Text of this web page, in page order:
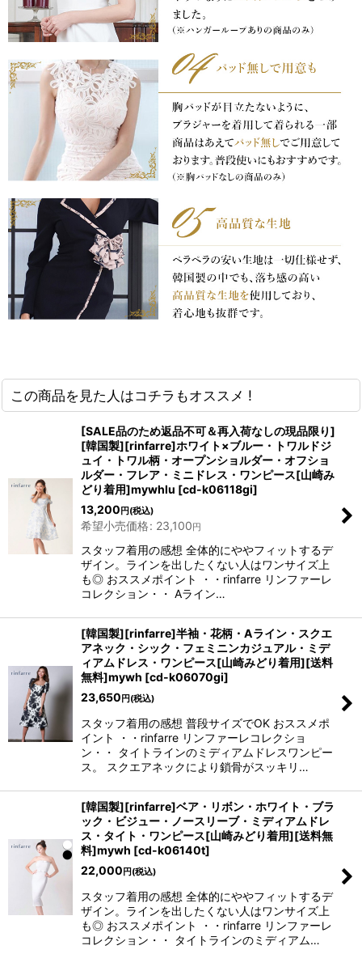
この商品を見た人はコチラもオススメ !
[SALE品のため返品不可＆再入荷なしの現品限り]
[韓国製][rinfarre]ホワイト×ブルー・トワルドジ
ュイ・トワル柄・オープンショルダー・オフショ
ルダー・フレア・ミニドレス・ワンピース[山崎み
どり着用]mywhlu [cd-k06118gi]
13,200 円 (税込)
希望小売価格: 23,100円
スタッフ着用の感想 全体的にややフィットするデ
ザイン。ラインを出したくない人はワンサイズ上
も◎ おススメポイント ・・rinfarre リンファーレ
コレクション・・ Aライン…
[韓国製][rinfarre]半袖・花柄・Aライン・スクエ
アネック・シック・フェミニンカジュアル・ミデ
ィアムドレス・ワンピース[山崎みどり着用][送料
無料]mywh [cd-k06070gi]
23,650 円 (税込)
スタッフ着用の感想 普段サイズでOK おススメポ
イント ・・rinfarre リンファーレコレクショ
ン・・ タイトラインのミディアムドレスワンピー
ス。 スクエアネックにより鎖骨がスッキリ…
[韓国製][rinfarre]ベア・リボン・ホワイト・ブラ
ック・ビジュー・ノースリーブ・ミディアムドレ
ス・タイト・ワンピース[山崎みどり着用][送料無
料]mywh [cd-k06140t]
22,000 円 (税込)
スタッフ着用の感想 全体的にややフィットするデ
ザイン。ラインを出したくない人はワンサイズ上
も◎ おススメポイント ・・rinfarre リンファーレ
コレクション・・ タイトラインのミディアム…